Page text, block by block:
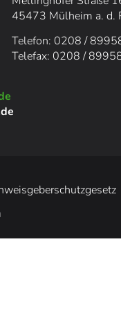
45473 Mülheim a. d.
Telefon: 0208 /
Telefax: 0208 /